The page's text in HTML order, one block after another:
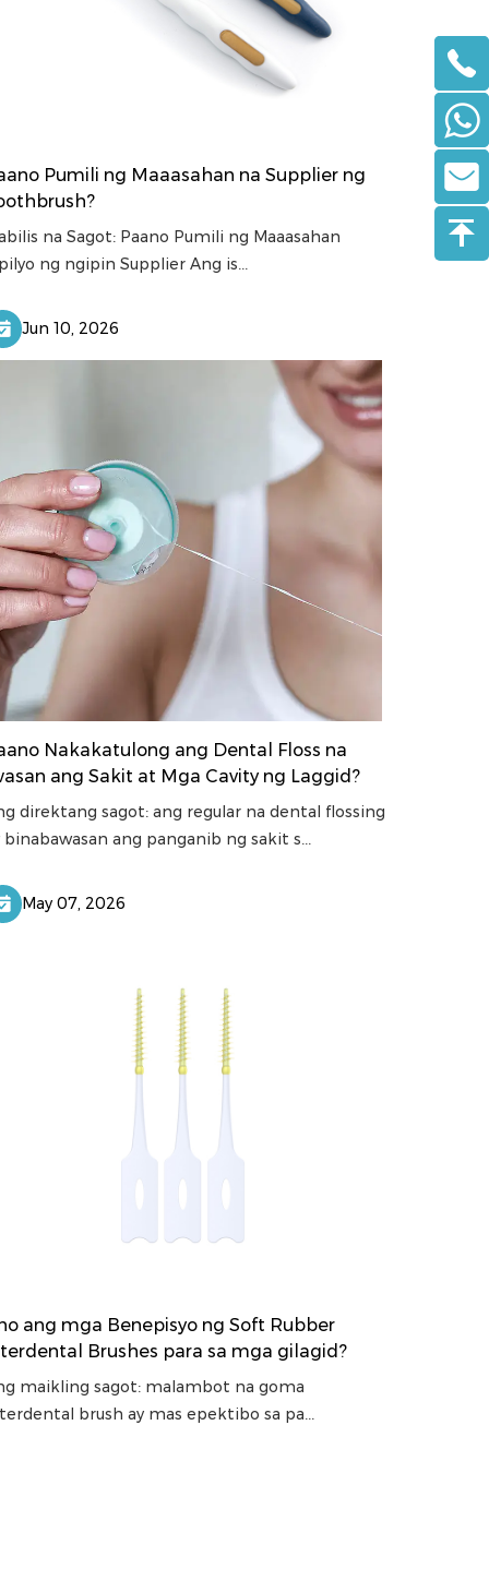
Pumili ng Maaasahan na Supplier ng
na Sagot: Paano Pumili ng Maaasahan
ng ngipin Supplier Ang is...
Jun 10, 2026
Nakakatulong ang Dental Floss na
ang Sakit at Mga Cavity ng Laggid?
direktang sagot: ang regular na dental flossing
binabawasan ang panganib ng sakit s...
May 07, 2026
ang mga Benepisyo ng Soft Rubber
Brushes para sa mga gilagid?
maikling sagot: malambot na goma
brush ay mas epektibo sa pa...